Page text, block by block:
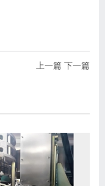
上一篇 下一篇